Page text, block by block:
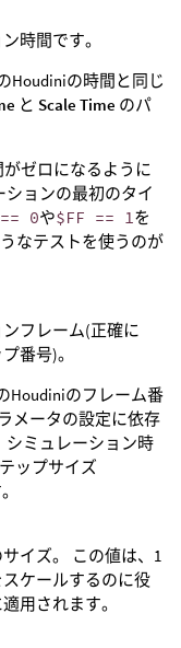
時間です。
Houdiniの時間と同じ
と Scale Time のパ
ゼロになるように
ョンの最初のタイ
0や$FF == 1 を
なテストを使うのが
フレーム(正確に
番号)。
Houdiniのフレーム番
メータの設定に依存
シミュレーション時
ップサイズ
イズ。 この値は、1
ケールするのに役
用されます。